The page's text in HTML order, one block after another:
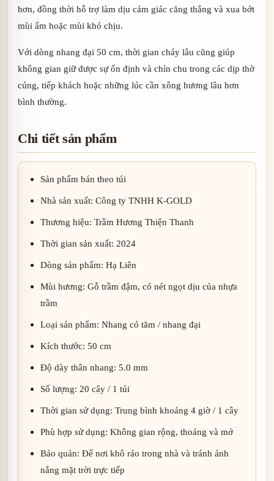
hơn, đồng thời hỗ trợ làm dịu cảm giác căng thẳng và xua bớt
mùi ẩm hoặc mùi khó chịu.
Với dòng nhang đại 50 cm, thời gian cháy lâu cũng giúp
không gian giữ được sự ổn định và chỉn chu trong các dịp thờ
cúng, tiếp khách hoặc những lúc cần xông hương lâu hơn
bình thường.
Chi tiết sản phẩm
Sản phẩm bán theo túi
Nhà sản xuất: Công ty TNHH K-GOLD
Thương hiệu: Trầm Hương Thiện Thanh
Thời gian sản xuất: 2024
Dòng sản phẩm: Hạ Liên
Mùi hương: Gỗ trầm đậm, có nét ngọt dịu của nhựa
trầm
Loại sản phẩm: Nhang có tăm / nhang đại
Kích thước: 50 cm
Độ dày thân nhang: 5.0 mm
Số lượng: 20 cây / 1 túi
Thời gian sử dụng: Trung bình khoảng 4 giờ / 1 cây
Phù hợp sử dụng: Không gian rộng, thoáng và mở
Bảo quản: Để nơi khô ráo trong nhà và tránh ánh
nắng mặt trời trực tiếp